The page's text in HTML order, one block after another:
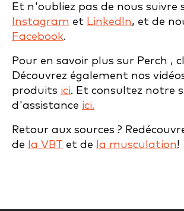
Et n'oubliez pas de nous suivre
Instagram et LinkedIn, et de
Facebook.
Pour en savoir plus sur Perch ,
Découvrez également nos
produits ici. Et consultez notre
d'assistance ici.
Retour aux sources ?
de la VBT et de la musculation!